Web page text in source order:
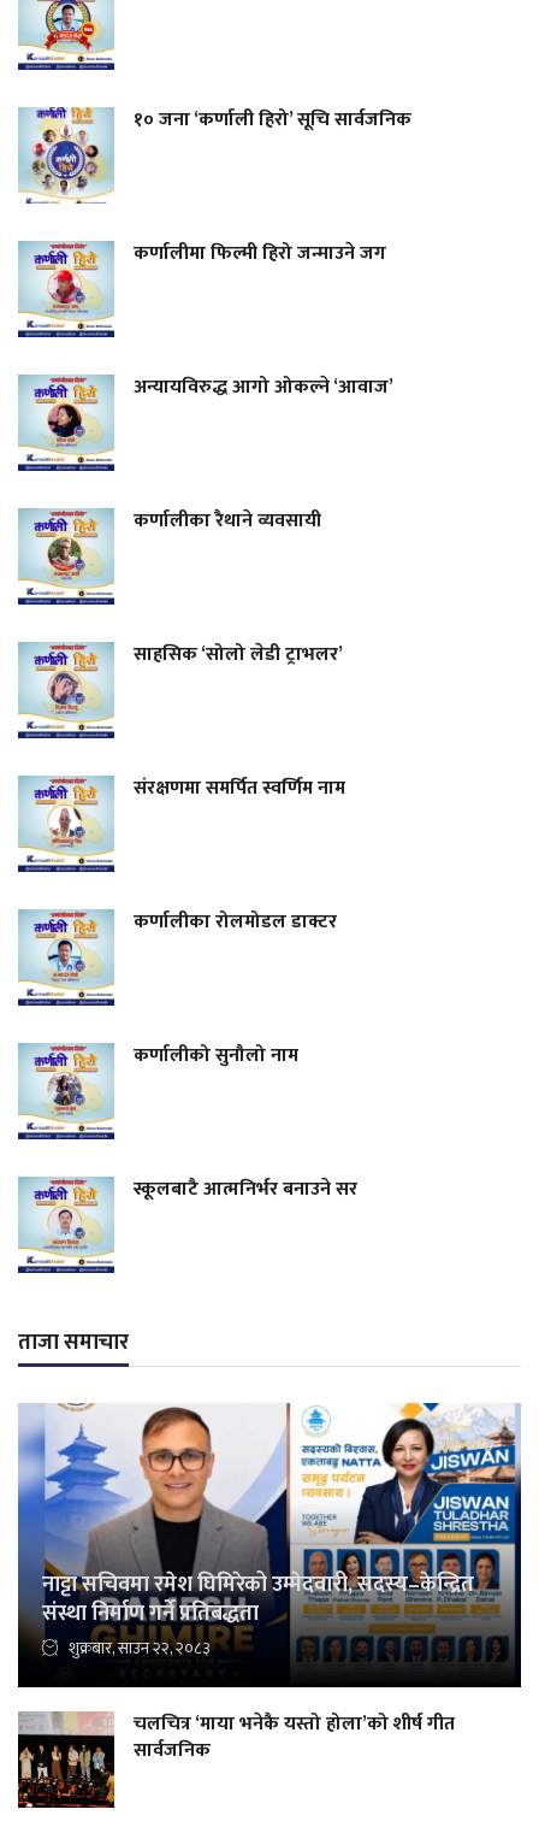
१० जना ‘कर्णाली हिरो’ सूचि सार्वजनिक
कर्णालीमा फिल्मी हिरो जन्माउने जग
अन्यायविरुद्ध आगो ओकल्ने ‘आवाज’
कर्णालीका रैथाने व्यवसायी
साहसिक ‘सोलो लेडी ट्राभलर’
संरक्षणमा समर्पित स्वर्णिम नाम
कर्णालीका रोलमोडल डाक्टर
कर्णालीको सुनौलो नाम
स्कूलबाटै आत्मनिर्भर बनाउने सर
ताजा समाचार
नाट्टा सचिवमा रमेश घिमिरेको उम्मेदवारी, सदस्य–केन्द्रित
संस्था निर्माण गर्ने प्रतिबद्धता
शुक्रबार, साउन २२, २०८३
चलचित्र ‘माया भनेकै यस्तो होला’को शीर्ष गीत
सार्वजनिक